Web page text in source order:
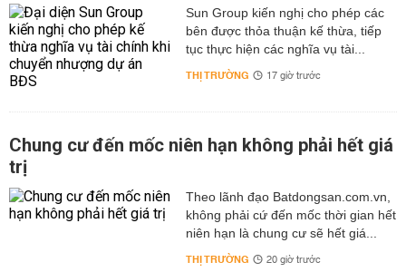
Sun Group kiến nghị cho phép các
bên được thỏa thuận kế thừa, tiếp
tục thực hiện các nghĩa vụ tài...
THỊ TRƯỜNG 17 giờ trước
Chung cư đến mốc niên hạn không phải hết giá
trị
Theo lãnh đạo Batdongsan.com.vn,
không phải cứ đến mốc thời gian hết
niên hạn là chung cư sẽ hết giá...
THỊ TRƯỜNG 20 giờ trước